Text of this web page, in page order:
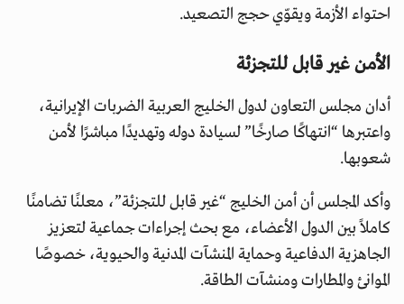
احتواء الأزمة ويقوّي حجج التصعيد.
الأمن غير قابل للتجزئة
أدان مجلس التعاون لدول الخليج العربية الضربات الإيرانية،
واعتبرها “انتهاكًا صارخًا” لسيادة دوله وتهديدًا مباشرًا لأمن
شعوبها.
وأكد المجلس أن أمن الخليج “غير قابل للتجزئة”، معلنًا تضامنًا
كاملاً بين الدول الأعضاء، مع بحث إجراءات جماعية لتعزيز
الجاهزية الدفاعية وحماية المنشآت المدنية والحيوية، خصوصًا
الموانئ والمطارات ومنشآت الطاقة.